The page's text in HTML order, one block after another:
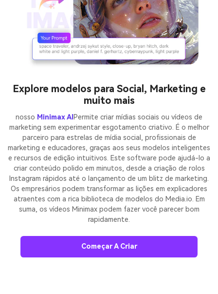
Explore modelos para Social, Marketing e
muito mais
nosso Minimax AIPermite criar mídias sociais ou vídeos de
marketing sem experimentar esgotamento criativo. É o melhor
parceiro para estrelas de mídia social, profissionais de
marketing e educadores, graças aos seus modelos inteligentes
e recursos de edição intuitivos. Este software pode ajudá-lo a
criar conteúdo polido em minutos, desde a criação de rolos
Instagram rápidos até o lançamento de um blitz de marketing.
Os empresários podem transformar as lições em explicadores
atraentes com a rica biblioteca de modelos do Media.io. Em
suma, os vídeos Minimax podem fazer você parecer bom
rapidamente.
Começar A Criar